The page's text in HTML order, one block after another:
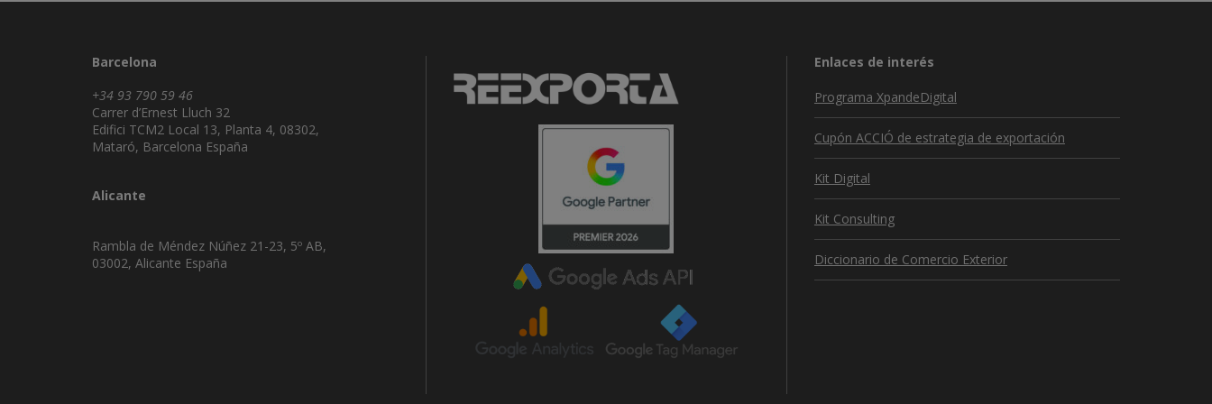
Barcelona
+34 93 790 59 46
Carrer d’Ernest Lluch 32
Edifici TCM2 Local 13, Planta 4, 08302,
Mataró, Barcelona España
Alicante
Rambla de Méndez Núñez 21-23, 5º AB,
03002, Alicante España
Enlaces de interés
Programa XpandeDigital
Cupón ACCIÓ de estrategia de exportación
Kit Digital
Kit Consulting
Diccionario de Comercio Exterior